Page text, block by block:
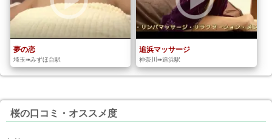
夢の恋
埼玉➠みずほ台駅
追浜マッサージ
神奈川➠追浜駅
桜の口コミ・オススメ度